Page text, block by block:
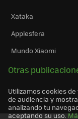
Xataka
Applesfera
Mundo Xiaomi
Otras
Utilizamos cookies
de audiencia y
analizando tu
aceptando su uso.